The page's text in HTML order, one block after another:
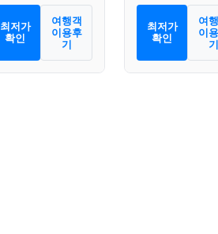
최저가
확인
여행객
이용후
기
최저가
확인
여
이
기